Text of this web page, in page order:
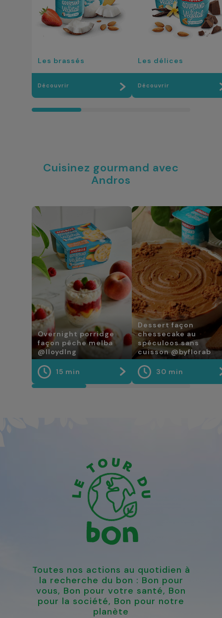
Les brassés
Découvrir
Les délices
Découvrir
Cuisinez gourmand avec
Andros
Overnight porridge
façon pêche melba
@lloydlng
15 min
Dessert façon
chessecake au
spéculoos sans
cuisson @byflorab
30 min
Toutes nos actions au quotidien à
la recherche du bon : Bon pour
vous, Bon pour votre santé, Bon
pour la société, Bon pour notre
planète